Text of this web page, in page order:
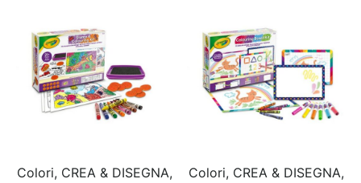
Colori, CREA & DISEGNA,
Colori, CREA & DISEGNA,